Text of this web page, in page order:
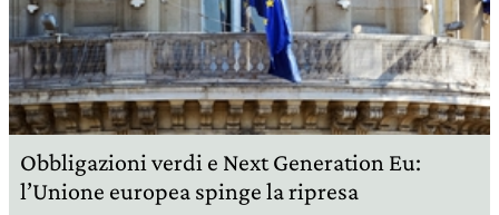
Obbligazioni verdi e Next Generation Eu:
l’Unione europea spinge la ripresa